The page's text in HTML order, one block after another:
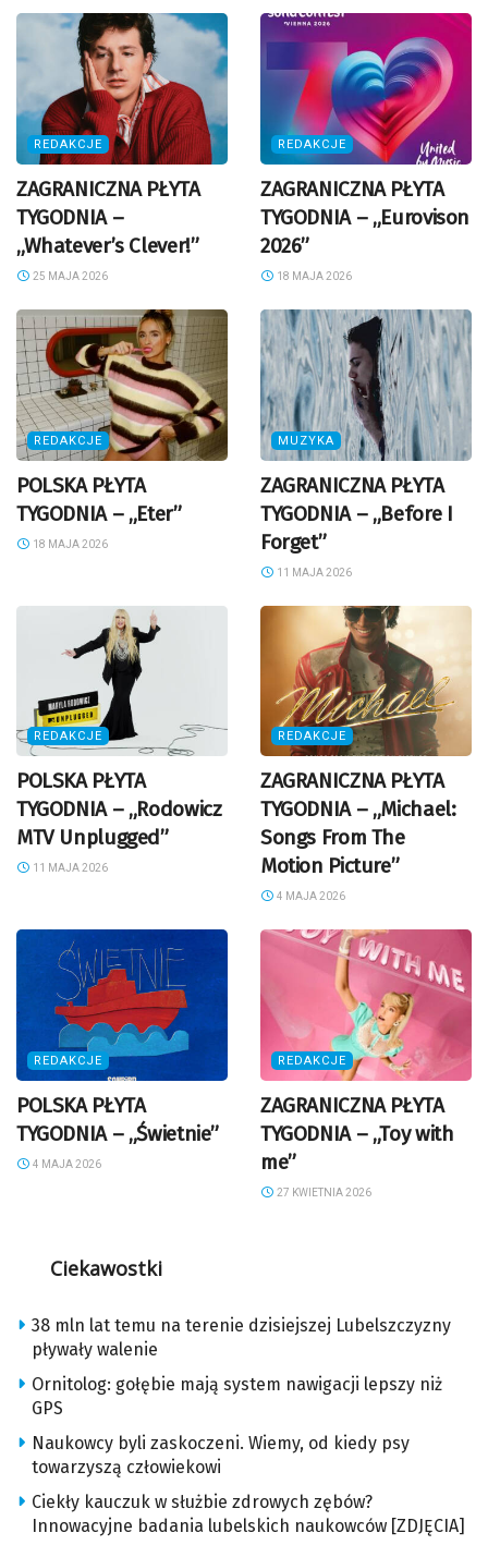
REDAKCJE
ZAGRANICZNA PŁYTA
TYGODNIA –
„Whatever’s Clever!”
25 MAJA 2026
REDAKCJE
ZAGRANICZNA PŁYTA
TYGODNIA – „Eurovison
2026”
18 MAJA 2026
REDAKCJE
POLSKA PŁYTA
TYGODNIA – „Eter”
18 MAJA 2026
MUZYKA
ZAGRANICZNA PŁYTA
TYGODNIA – „Before I
Forget”
11 MAJA 2026
REDAKCJE
POLSKA PŁYTA
TYGODNIA – „Rodowicz
MTV Unplugged”
11 MAJA 2026
REDAKCJE
ZAGRANICZNA PŁYTA
TYGODNIA – „Michael:
Songs From The
Motion Picture”
4 MAJA 2026
REDAKCJE
POLSKA PŁYTA
TYGODNIA – „Świetnie”
4 MAJA 2026
REDAKCJE
ZAGRANICZNA PŁYTA
TYGODNIA – „Toy with
me”
27 KWIETNIA 2026
Ciekawostki
38 mln lat temu na terenie dzisiejszej Lubelszczyzny
pływały walenie
Ornitolog: gołębie mają system nawigacji lepszy niż
GPS
Naukowcy byli zaskoczeni. Wiemy, od kiedy psy
towarzyszą człowiekowi
Ciekły kauczuk w służbie zdrowych zębów?
Innowacyjne badania lubelskich naukowców [ZDJĘCIA]